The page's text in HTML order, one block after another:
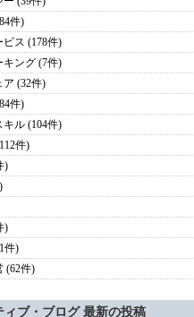
件)
ビス (178件)
キング (7件)
ア (32件)
件)
キル (104件)
件)
)
)
件)
(62件)
ィブ・ブログ 最新の投稿